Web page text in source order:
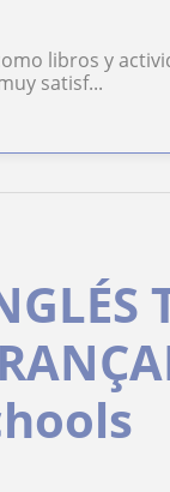
libros y
satisf...